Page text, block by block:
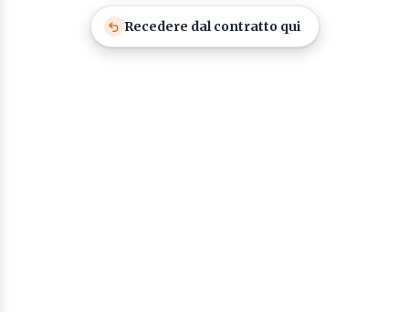
Recedere dal contratto qui